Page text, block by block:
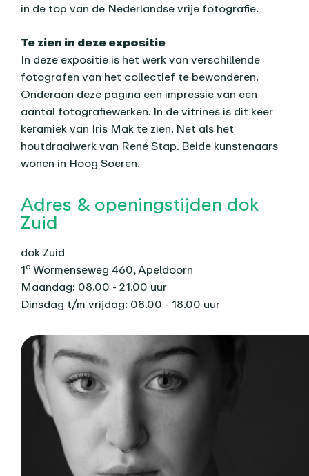
in de top van de Nederlandse vrije fotografie.
Te zien in deze expositie
In deze expositie is het werk van verschillende
fotografen van het collectief te bewonderen.
Onderaan deze pagina een impressie van een
aantal fotografiewerken. In de vitrines is dit keer
keramiek van Iris Mak te zien. Net als het
houtdraaiwerk van René Stap. Beide kunstenaars
wonen in Hoog Soeren.
Adres & openingstijden dok
Zuid
dok Zuid
1e Wormenseweg 460, Apeldoorn
Maandag: 08.00 - 21.00 uur
Dinsdag t/m vrijdag: 08.00 - 18.00 uur